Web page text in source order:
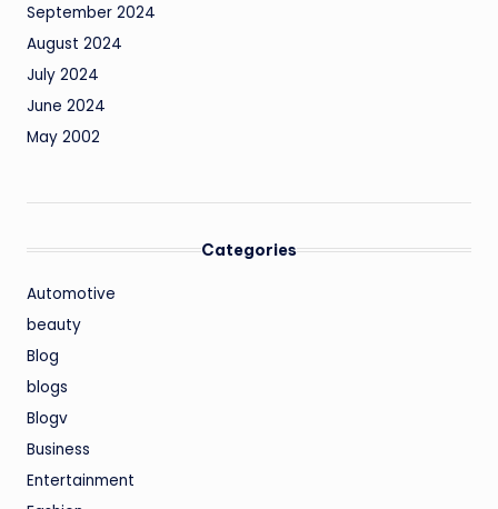
September 2024
August 2024
July 2024
June 2024
May 2002
Categories
Automotive
beauty
Blog
blogs
Blogv
Business
Entertainment